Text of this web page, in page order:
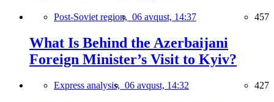
Post-Soviet region, 06 avqust, 14:37 457
What Is Behind the Azerbaijani
Foreign Minister’s Visit to Kyiv?
Express analysis, 06 avqust, 14:32 427